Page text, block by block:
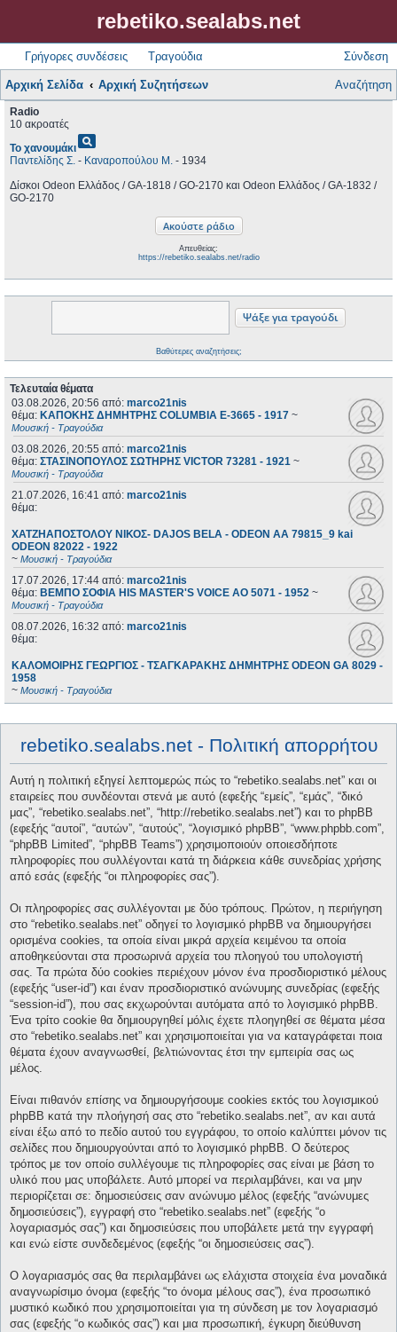
rebetiko.sealabs.net
Γρήγορες συνδέσεις Τραγούδια Σύνδεση
Αρχική Σελίδα Αρχική Συζητήσεων Αναζήτηση
Radio
10 ακροατές
Το χανουμάκιpageview
Παντελίδης Σ. - Καναροπούλου Μ. - 1934
Δίσκοι Odeon Ελλάδος / GA-1818 / GO-2170 και Odeon Ελλάδος / GA-1832 /
GO-2170
Απευθείας:
https://rebetiko.sealabs.net/radio
Βαθύτερες αναζητήσεις;
Τελευταία θέματα
03.08.2026, 20:56 από: marco21nis
θέμα: ΚΑΠΟΚΗΣ ΔΗΜΗΤΡΗΣ COLUMBIA E-3665 - 1917 ~
Μουσική - Τραγούδια
03.08.2026, 20:55 από: marco21nis
θέμα: ΣΤΑΣΙΝΟΠΟΥΛΟΣ ΣΩΤΗΡΗΣ VICTOR 73281 - 1921 ~
Μουσική - Τραγούδια
21.07.2026, 16:41 από: marco21nis
θέμα:
ΧΑΤΖΗΑΠΟΣΤΟΛΟΥ ΝΙΚΟΣ- DAJOS BELA - ODEON AA 79815_9 kai
ODEON 82022 - 1922
~ Μουσική - Τραγούδια
17.07.2026, 17:44 από: marco21nis
θέμα: ΒΕΜΠΟ ΣΟΦΙΑ HIS MASTER'S VOICE AO 5071 - 1952 ~
Μουσική - Τραγούδια
08.07.2026, 16:32 από: marco21nis
θέμα:
ΚΑΛΟΜΟΙΡΗΣ ΓΕΩΡΓΙΟΣ - ΤΣΑΓΚΑΡΑΚΗΣ ΔΗΜΗΤΡΗΣ ODEON GA 8029 -
1958
~ Μουσική - Τραγούδια
rebetiko.sealabs.net - Πολιτική απορρήτου
Αυτή η πολιτική εξηγεί λεπτομερώς πώς το “rebetiko.sealabs.net” και οι
εταιρείες που συνδέονται στενά με αυτό (εφεξής “εμείς”, “εμάς”, “δικό
μας”, “rebetiko.sealabs.net”, “http://rebetiko.sealabs.net”) και το phpBB
(εφεξής “αυτοί”, “αυτών”, “αυτούς”, “λογισμικό phpBB”, “www.phpbb.com”,
“phpBB Limited”, “phpBB Teams”) χρησιμοποιούν οποιεσδήποτε
πληροφορίες που συλλέγονται κατά τη διάρκεια κάθε συνεδρίας χρήσης
από εσάς (εφεξής “οι πληροφορίες σας”).
Οι πληροφορίες σας συλλέγονται με δύο τρόπους. Πρώτον, η περιήγηση
στο “rebetiko.sealabs.net” οδηγεί το λογισμικό phpBB να δημιουργήσει
ορισμένα cookies, τα οποία είναι μικρά αρχεία κειμένου τα οποία
αποθηκεύονται στα προσωρινά αρχεία του πλοηγού του υπολογιστή
σας. Τα πρώτα δύο cookies περιέχουν μόνον ένα προσδιοριστικό μέλους
(εφεξής “user-id”) και έναν προσδιοριστικό ανώνυμης συνεδρίας (εφεξής
“session-id”), που σας εκχωρούνται αυτόματα από το λογισμικό phpBB.
Ένα τρίτο cookie θα δημιουργηθεί μόλις έχετε πλοηγηθεί σε θέματα μέσα
στο “rebetiko.sealabs.net” και χρησιμοποιείται για να καταγράφεται ποια
θέματα έχουν αναγνωσθεί, βελτιώνοντας έτσι την εμπειρία σας ως
μέλος.
Είναι πιθανόν επίσης να δημιουργήσουμε cookies εκτός του λογισμικού
phpBB κατά την πλοήγησή σας στο “rebetiko.sealabs.net”, αν και αυτά
είναι έξω από το πεδίο αυτού του εγγράφου, το οποίο καλύπτει μόνον τις
σελίδες που δημιουργούνται από το λογισμικό phpBB. Ο δεύτερος
τρόπος με τον οποίο συλλέγουμε τις πληροφορίες σας είναι με βάση το
υλικό που μας υποβάλετε. Αυτό μπορεί να περιλαμβάνει, και να μην
περιορίζεται σε: δημοσιεύσεις σαν ανώνυμο μέλος (εφεξής “ανώνυμες
δημοσιεύσεις”), εγγραφή στο “rebetiko.sealabs.net” (εφεξής “ο
λογαριασμός σας”) και δημοσιεύσεις που υποβάλετε μετά την εγγραφή
και ενώ είστε συνδεδεμένος (εφεξής “οι δημοσιεύσεις σας”).
Ο λογαριασμός σας θα περιλαμβάνει ως ελάχιστα στοιχεία ένα μοναδικά
αναγνωρίσιμο όνομα (εφεξής “το όνομα μέλους σας”), ένα προσωπικό
μυστικό κωδικό που χρησιμοποιείται για τη σύνδεση με τον λογαριασμό
σας (εφεξής “ο κωδικός σας”) και μια προσωπική, έγκυρη διεύθυνση